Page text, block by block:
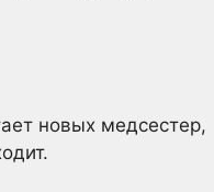
новых медсестер,